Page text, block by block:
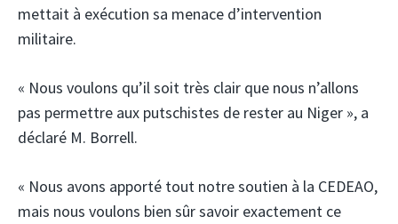
mettait à exécution sa menace d’intervention
militaire.
« Nous voulons qu’il soit très clair que nous n’allons
pas permettre aux putschistes de rester au Niger », a
déclaré M. Borrell.
« Nous avons apporté tout notre soutien à la CEDEAO,
mais nous voulons bien sûr savoir exactement ce